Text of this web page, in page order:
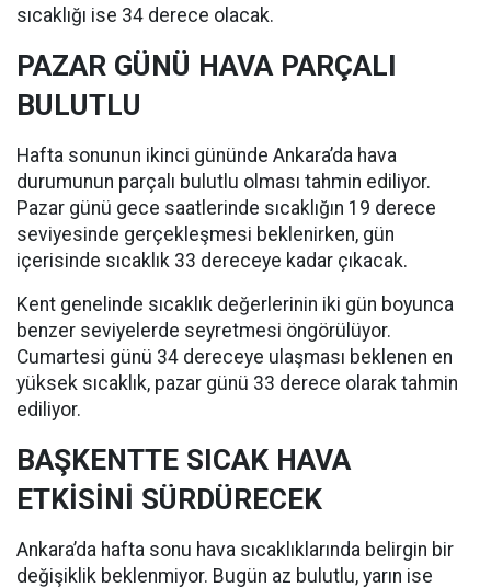
sıcaklığı ise 34 derece olacak.
PAZAR GÜNÜ HAVA PARÇALI
BULUTLU
Hafta sonunun ikinci gününde Ankara’da hava
durumunun parçalı bulutlu olması tahmin ediliyor.
Pazar günü gece saatlerinde sıcaklığın 19 derece
seviyesinde gerçekleşmesi beklenirken, gün
içerisinde sıcaklık 33 dereceye kadar çıkacak.
Kent genelinde sıcaklık değerlerinin iki gün boyunca
benzer seviyelerde seyretmesi öngörülüyor.
Cumartesi günü 34 dereceye ulaşması beklenen en
yüksek sıcaklık, pazar günü 33 derece olarak tahmin
ediliyor.
BAŞKENTTE SICAK HAVA
ETKİSİNİ SÜRDÜRECEK
Ankara’da hafta sonu hava sıcaklıklarında belirgin bir
değişiklik beklenmiyor. Bugün az bulutlu, yarın ise